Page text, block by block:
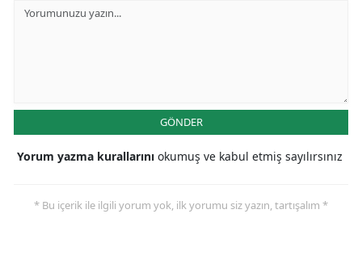
GÖNDER
Yorum yazma kurallarını okumuş ve kabul etmiş sayılırsınız
* Bu içerik ile ilgili yorum yok, ilk yorumu siz yazın, tartışalım *